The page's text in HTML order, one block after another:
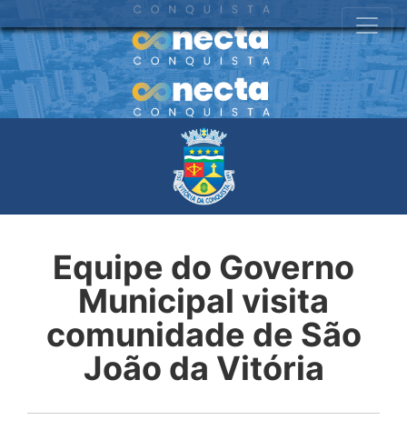
Equipe do Governo
Municipal visita
comunidade de São
João da Vitória